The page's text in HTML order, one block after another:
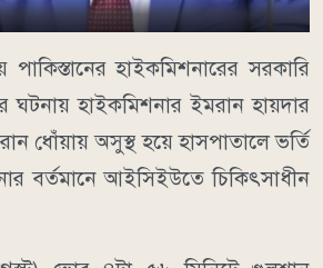
পাকিস্তানের হাইকমিশনারের সরকারি
ঘটনায় হাইকমিশনার ইমরান হায়দার
ধোঁয়ায় অসুস্থ হয়ে হাসপাতালে ভর্তি
বর্তমানে আইসিইউতে চিকিৎসাধীন